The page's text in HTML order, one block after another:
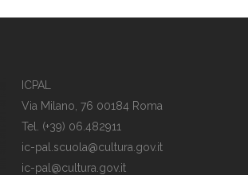
ICPAL
Via Milano, 76 00184 Roma
Tel. (+39) 06.482911
ic-pal.scuola@cultura.gov.it
ic-pal@cultura.gov.it